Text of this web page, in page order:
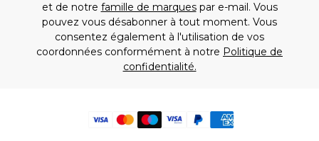
et de notre famille de marquespar e-mail. Vous
pouvez vous désabonner à tout moment. Vous
consentez également à l'utilisation de vos
coordonnées conformément à notre Politique de
confidentialité.